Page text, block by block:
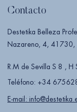
Contacto
Destetika Belleza
Nazareno, 4, 41730,
R.M de Sevilla S 8 ,
Teléfono: +34
E-mail: